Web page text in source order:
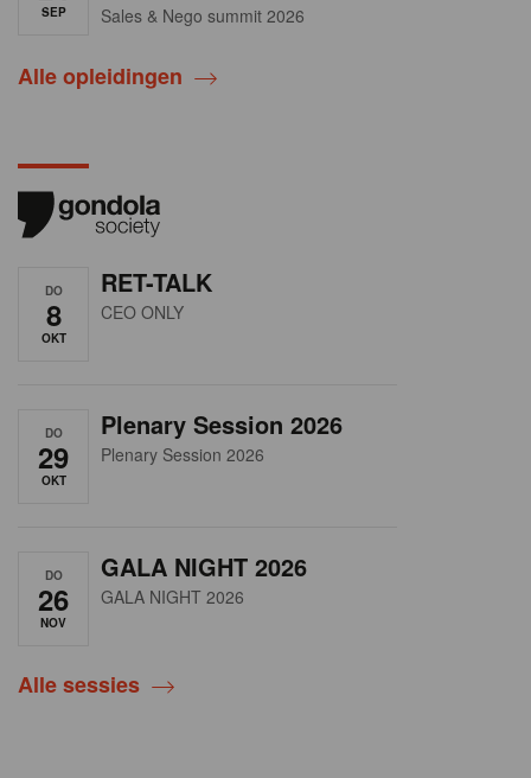
SEP Sales & Nego summit 2026
Alle opleidingen
DO
8
OKT
RET-TALK
CEO ONLY
DO
29
OKT
Plenary Session 2026
Plenary Session 2026
DO
26
NOV
GALA NIGHT 2026
GALA NIGHT 2026
Alle sessies